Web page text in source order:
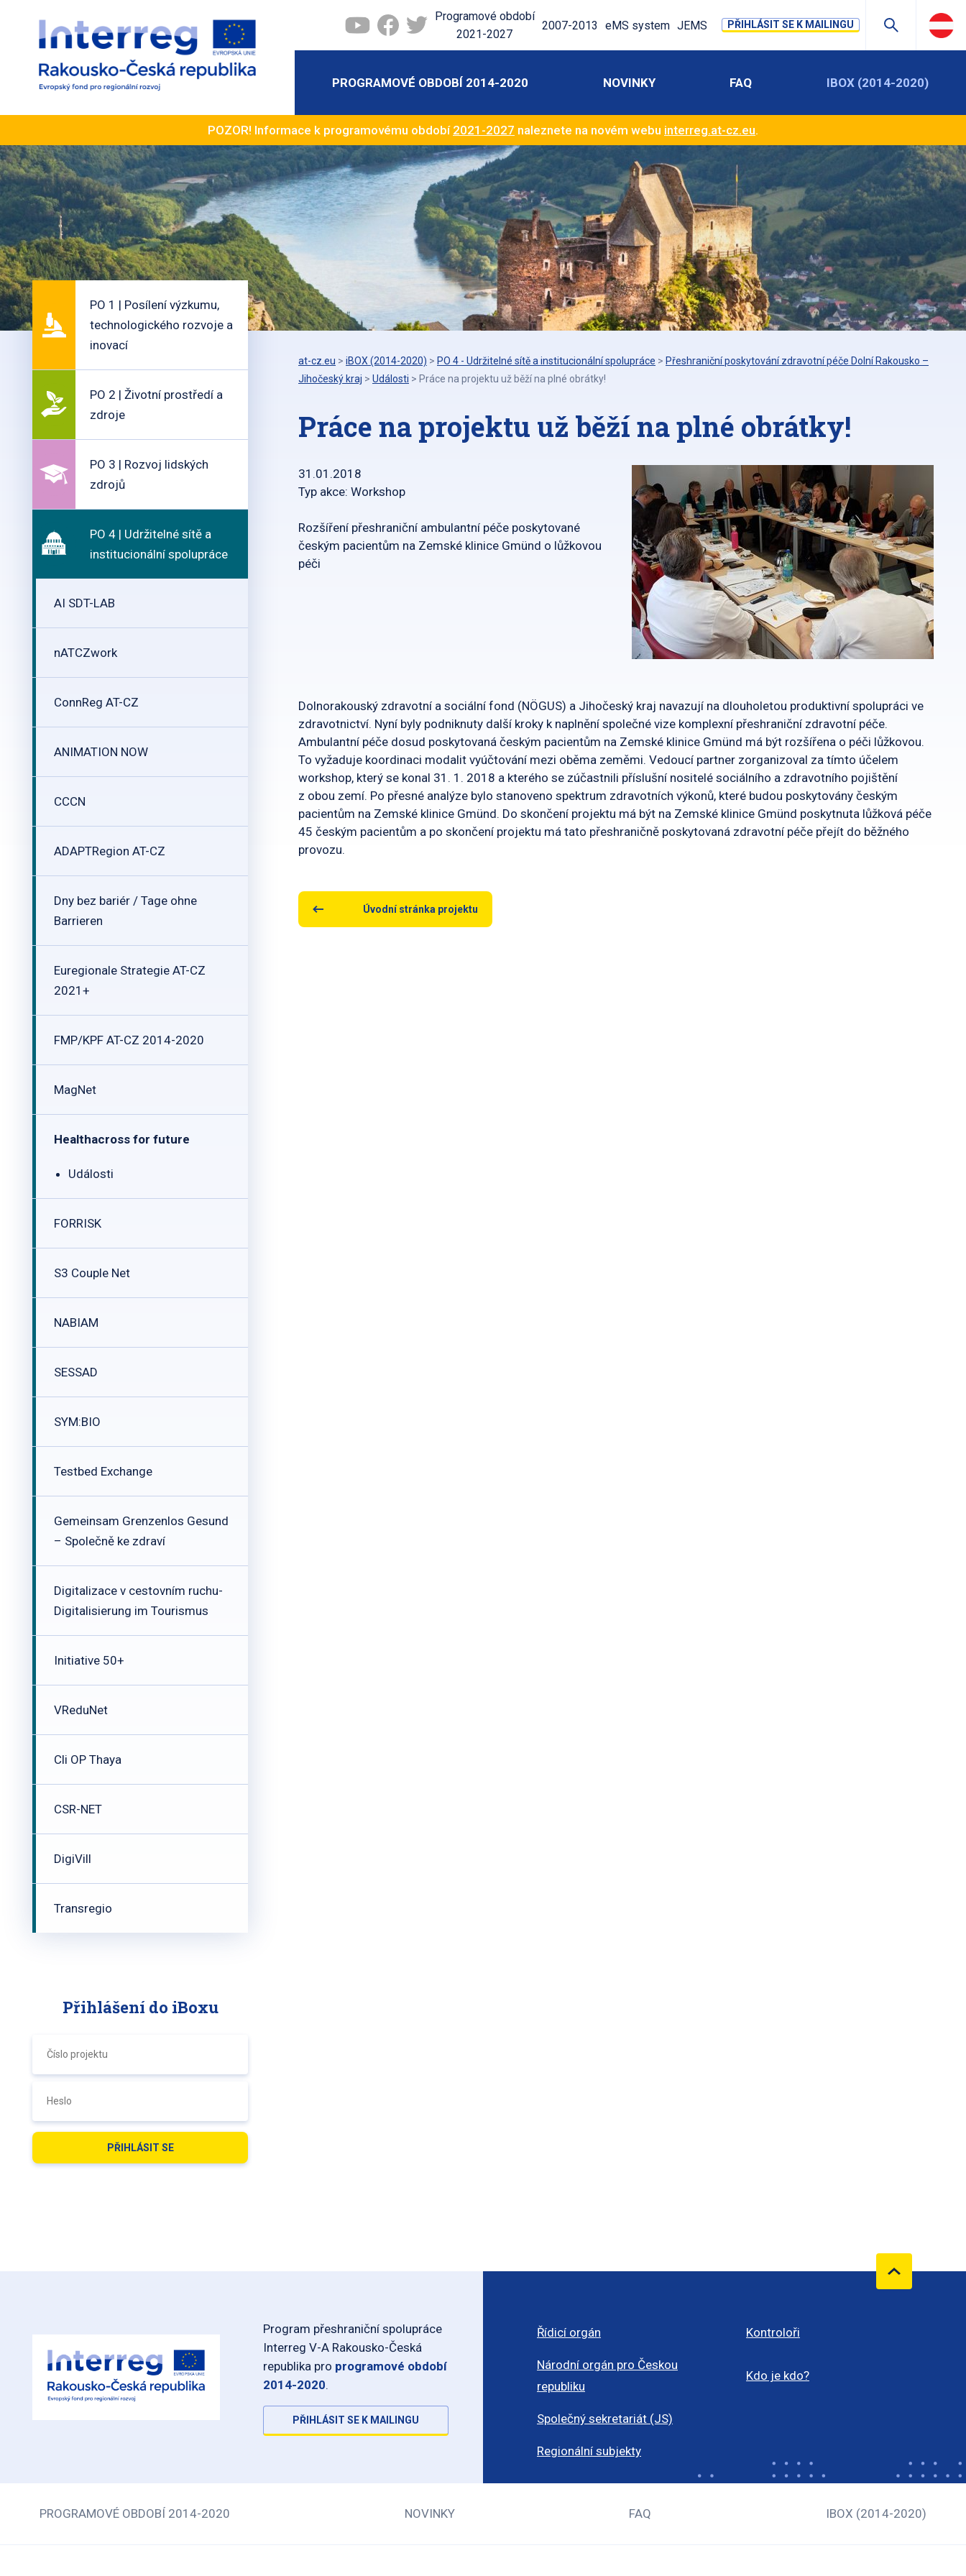
Programové období
2021-2027
2007-2013 eMS system JEMS PŘIHLÁSIT SE K MAILINGU
PROGRAMOVÉ OBDOBÍ 2014-2020 NOVINKY FAQ IBOX (2014-2020)
POZOR! Informace k programovému období 2021-2027 naleznete na novém webu interreg.at-cz.eu.
PO 1 | Posílení výzkumu,
technologického rozvoje a
inovací
PO 2 | Životní prostředí a
zdroje
PO 3 | Rozvoj lidských
zdrojů
PO 4 | Udržitelné sítě a
institucionální spolupráce
AI SDT-LAB
nATCZwork
ConnReg AT-CZ
ANIMATION NOW
CCCN
ADAPTRegion AT-CZ
Dny bez bariér / Tage ohne
Barrieren
Euregionale Strategie AT-CZ
2021+
FMP/KPF AT-CZ 2014-2020
MagNet
Healthacross for future
Události
FORRISK
S3 Couple Net
NABIAM
SESSAD
SYM:BIO
Testbed Exchange
Gemeinsam Grenzenlos Gesund
– Společně ke zdraví
Digitalizace v cestovním ruchu-
Digitalisierung im Tourismus
Initiative 50+
VReduNet
Cli OP Thaya
CSR-NET
DigiVill
Transregio
Přihlášení do iBoxu
at-cz.eu > iBOX (2014-2020) > PO 4 - Udržitelné sítě a institucionální spolupráce > Přeshraniční poskytování zdravotní péče Dolní Rakousko –
Jihočeský kraj > Události > Práce na projektu už běží na plné obrátky!
Práce na projektu už běží na plné obrátky!
31.01.2018
Typ akce: Workshop
Rozšíření přeshraniční ambulantní péče poskytované
českým pacientům na Zemské klinice Gmünd o lůžkovou
péči
Dolnorakouský zdravotní a sociální fond (NÖGUS) a Jihočeský kraj navazují na dlouholetou produktivní spolupráci ve
zdravotnictví. Nyní byly podniknuty další kroky k naplnění společné vize komplexní přeshraniční zdravotní péče.
Ambulantní péče dosud poskytovaná českým pacientům na Zemské klinice Gmünd má být rozšířena o péči lůžkovou.
To vyžaduje koordinaci modalit vyúčtování mezi oběma zeměmi. Vedoucí partner zorganizoval za tímto účelem
workshop, který se konal 31. 1. 2018 a kterého se zúčastnili příslušní nositelé sociálního a zdravotního pojištění
z obou zemí. Po přesné analýze bylo stanoveno spektrum zdravotních výkonů, které budou poskytovány českým
pacientům na Zemské klinice Gmünd. Do skončení projektu má být na Zemské klinice Gmünd poskytnuta lůžková péče
45 českým pacientům a po skončení projektu má tato přeshraničně poskytovaná zdravotní péče přejít do běžného
provozu.
Úvodní stránka projektu
Program přeshraniční spolupráce
Interreg V-A Rakousko-Česká
republika pro programové období
2014-2020.
PŘIHLÁSIT SE K MAILINGU
Řídicí orgán
Národní orgán pro Českou
republiku
Společný sekretariát (JS)
Regionální subjekty
Kontroloři
Kdo je kdo?
PROGRAMOVÉ OBDOBÍ 2014-2020 NOVINKY FAQ IBOX (2014-2020)